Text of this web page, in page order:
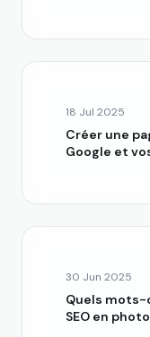
18 Jul 2025
Créer une
Google et
30 Jun 2025
Quels mots-
SEO en